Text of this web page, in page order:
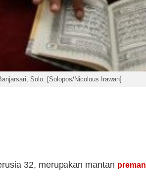
Solo. [Solopos/Nicolous Irawan]
32, merupakan mantan preman